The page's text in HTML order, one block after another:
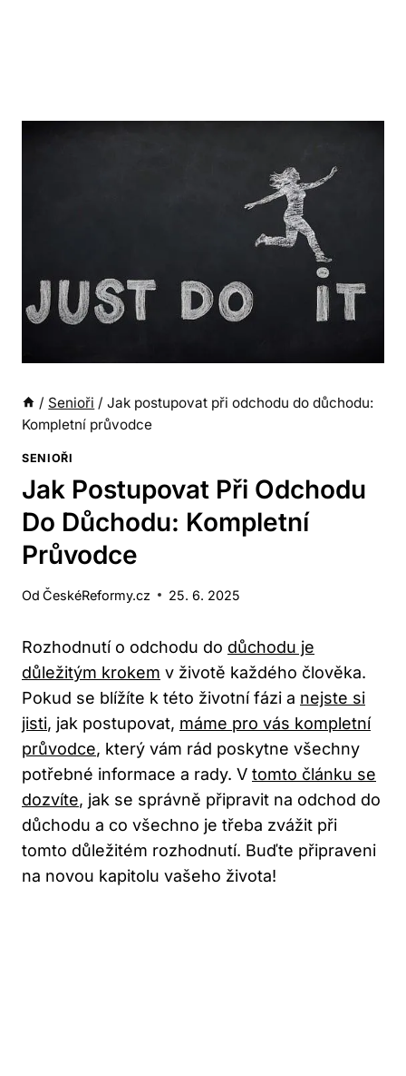
/ Senioři / Jak postupovat při odchodu do důchodu:
Kompletní průvodce
SENIOŘI
Jak Postupovat Při Odchodu
Do Důchodu: Kompletní
Průvodce
Od ČeskéReformy.cz 25. 6. 2025
Rozhodnutí o odchodu do důchodu je
důležitým krokem v životě každého člověka.
Pokud se blížíte k této životní fázi a nejste si
jisti, jak postupovat, máme pro vás kompletní
průvodce, který vám rád poskytne všechny
potřebné informace a rady. V tomto článku se
dozvíte, jak se správně připravit na odchod do
důchodu a co všechno je třeba zvážit při
tomto důležitém rozhodnutí. Buďte připraveni
na novou kapitolu vašeho života!